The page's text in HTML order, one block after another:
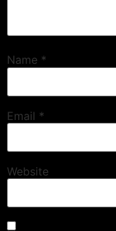
Name *
Email *
Website